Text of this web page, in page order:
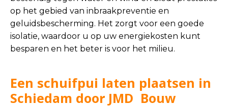
op het gebied van inbraakpreventie en
geluidsbescherming. Het zorgt voor een goede
isolatie, waardoor u op uw energiekosten kunt
besparen en het beter is voor het milieu.
Een schuifpui laten plaatsen in
Schiedam door JMD Bouw